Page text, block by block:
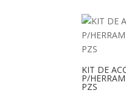
KIT DE
P/
PZS